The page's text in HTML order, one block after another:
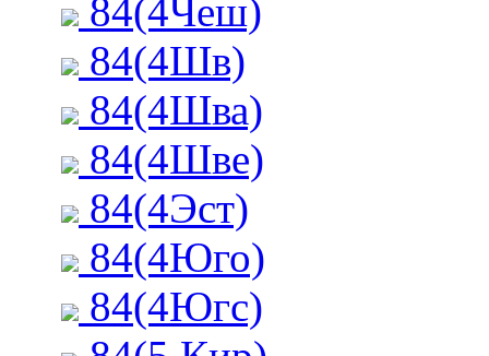
84(4Чеш)
84(4Шв)
84(4Шва)
84(4Шве)
84(4Эст)
84(4Юго)
84(4Югс)